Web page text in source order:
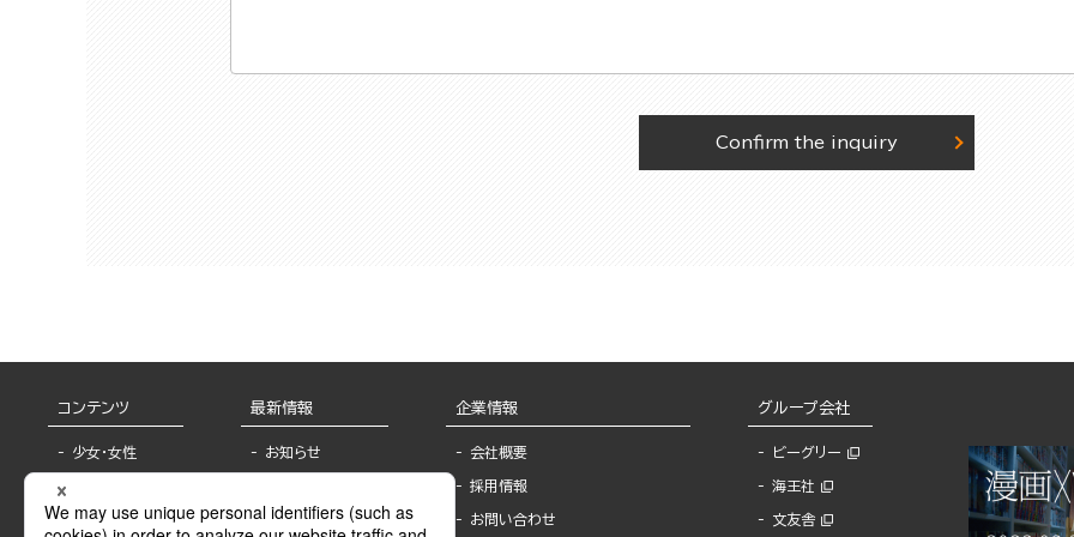
Confirm the inquiry
コンテンツ
少女・女性
BL
最新情報
お知らせ
報
企業情報
会社概要
採用情報
お問い合わせ
グループ会社
ビーグリー
海王社
文友舎